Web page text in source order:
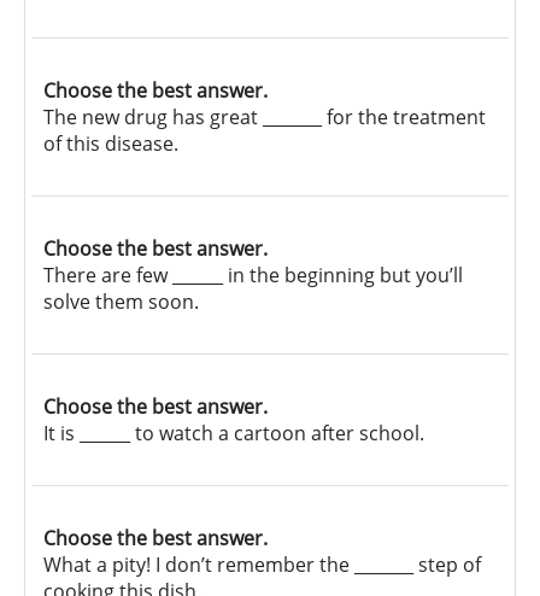
Choose the best answer.
The new drug has great _______ for the treatment
of this disease.
Choose the best answer.
There are few ______ in the beginning but you’ll
solve them soon.
Choose the best answer.
It is ______ to watch a cartoon after school.
Choose the best answer.
What a pity! I don’t remember the _______ step of